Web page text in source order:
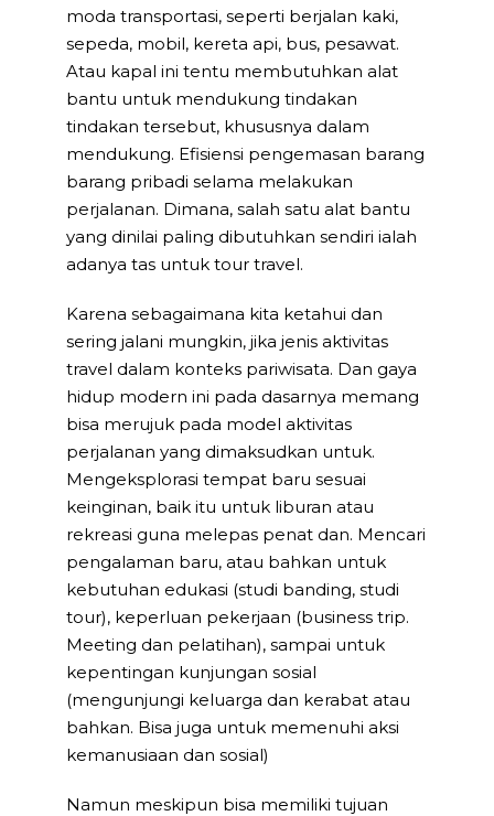
moda transportasi, seperti berjalan kaki,
sepeda, mobil, kereta api, bus, pesawat.
Atau kapal ini tentu membutuhkan alat
bantu untuk mendukung tindakan
tindakan tersebut, khususnya dalam
mendukung. Efisiensi pengemasan barang
barang pribadi selama melakukan
perjalanan. Dimana, salah satu alat bantu
yang dinilai paling dibutuhkan sendiri ialah
adanya tas untuk tour travel.
Karena sebagaimana kita ketahui dan
sering jalani mungkin, jika jenis aktivitas
travel dalam konteks pariwisata. Dan gaya
hidup modern ini pada dasarnya memang
bisa merujuk pada model aktivitas
perjalanan yang dimaksudkan untuk.
Mengeksplorasi tempat baru sesuai
keinginan, baik itu untuk liburan atau
rekreasi guna melepas penat dan. Mencari
pengalaman baru, atau bahkan untuk
kebutuhan edukasi (studi banding, studi
tour), keperluan pekerjaan (business trip.
Meeting dan pelatihan), sampai untuk
kepentingan kunjungan sosial
(mengunjungi keluarga dan kerabat atau
bahkan. Bisa juga untuk memenuhi aksi
kemanusiaan dan sosial)
Namun meskipun bisa memiliki tujuan